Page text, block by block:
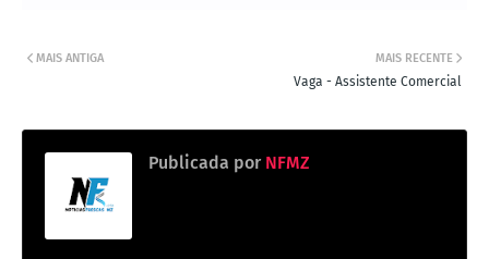
MAIS RECENTE
Vaga - Assistente Comercial
MAIS ANTIGA
Publicada por NFMZ